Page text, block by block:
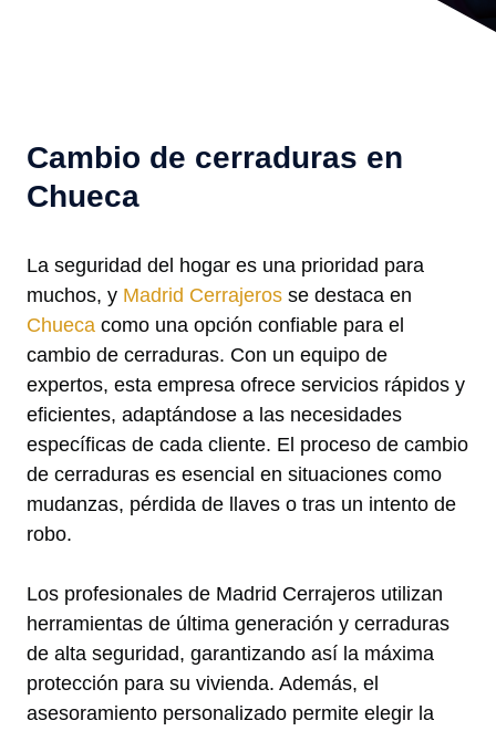
Cambio de cerraduras en
Chueca
La seguridad del hogar es una prioridad para
muchos, y Madrid Cerrajeros se destaca en
Chueca como una opción confiable para el
cambio de cerraduras. Con un equipo de
expertos, esta empresa ofrece servicios rápidos y
eficientes, adaptándose a las necesidades
específicas de cada cliente. El proceso de cambio
de cerraduras es esencial en situaciones como
mudanzas, pérdida de llaves o tras un intento de
robo.
Los profesionales de Madrid Cerrajeros utilizan
herramientas de última generación y cerraduras
de alta seguridad, garantizando así la máxima
protección para su vivienda. Además, el
asesoramiento personalizado permite elegir la